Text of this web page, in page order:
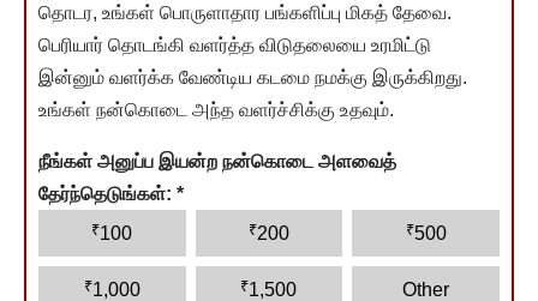
தொடர, உங்கள் பொருளாதார பங்களிப்பு மிகத் தேவை.
பெரியார் தொடங்கி வளர்த்த விடுதலையை உரமிட்டு
இன்னும் வளர்க்க வேண்டிய கடமை நமக்கு இருக்கிறது.
உங்கள் நன்கொடை அந்த வளர்ச்சிக்கு உதவும்.
நீங்கள் அனுப்ப இயன்ற நன்கொடை அளவைத்
தேர்ந்தெடுங்கள்: *
₹100 ₹200 ₹500
₹1,000 ₹1,500 Other